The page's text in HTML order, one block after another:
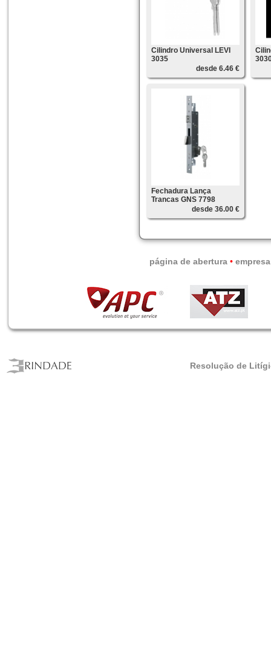
Cilindro Universal LEVI
3035
desde 6.46 €
Fechadura Lança
Trancas GNS 7798
desde 36.00 €
página de abertura • empresa
Resolução de